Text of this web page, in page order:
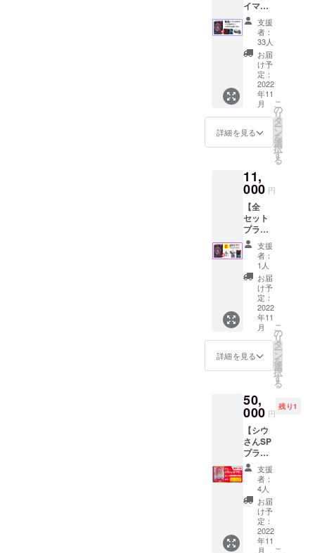
版/裏1
版）
牧師さ
んのイ
ラスト
が施さ
れたア
クリル
製のア
クリル
コマに
なりま
通常版
はシン
ンの木
製コマ
です。
ウ」が
書き下
ろした
本ゲー
ムの
キャラ
クター
をメイ
ンに、
両面に
ユニ
セック
たTシャ
ツとな
りま
す。生
地感と
色合い
にこだ
わりの
ある
comfort
colors
社のボ
ディを
使用
し、着
良いT
シャツ
ます。
サイ
ズ：S
or M or
L or XL
カ
ラー：
Aパ
ターン-
ボディ/
ホワイ
（White
）＋デ
ター
パック
ライ
ト）
【詳
細】
「製
品」 悪
魔とロ
リータ
の基本
セット
ンダー
グラウ
ンドア
イド
ル」
2021年
発売の
本レー
ベルの2
作目の
タイト
ルにな
りま
す。3~4
人対戦
のボー
ドゲー
たちが
互いを
蹴落と
しなが
ら下剋
上を狙
うカー
ドバト
ルゲー
ムと
なって
おり、
プレイ
時間は
イマッ
ト＋
デッキ
スタン
ド＋ア
クリル
コマプ
ラン】
★製品
（1セッ
ト） ・
プレイ
マット
（1枚）
リル製
デッキ
スタン
ド（1
個） ・
アクリ
ル製の
ぞきコ
マ（1
個）
【金
額】 プ
ラン
8,000円
+送料
520円
（レ
ト）
【詳
細】
「製
品」 悪
魔とロ
リータ
の基本
セット
です。
「プレ
イマッ
ト」 高
品質な
支援
者：
33人
お届
け予
定：
2022
年11
月
詳細を見る
こ
の
リ
タ
ー
ン
を
選
択
す
る
11,
000 円
【全
セット
プラ
ン】 ★
製品（1
セッ
ト） ・
悪魔と
ロリー
タTシャ
ツ（1
枚） ・
プレイ
マット
（1枚）
・アク
デッキ
スタン
ド（1
個） ・
アクリ
ル製の
ぞきコ
マ（1
個）
【金
額】 プ
ラン
11,000
円（送
支援
者：
1人
お届
け予
定：
2022
年11
月
詳細を見る
こ
の
リ
タ
ー
ン
を
選
択
す
る
50,
000 円
残り1
【シウ
さんSP
プラ
ン】 ☆
限定5
個！ ★
製品（1
セッ
ト） ◎
ゲーム
内冊子
支援
者：
4人
お届
け予
定：
2022
年11
月